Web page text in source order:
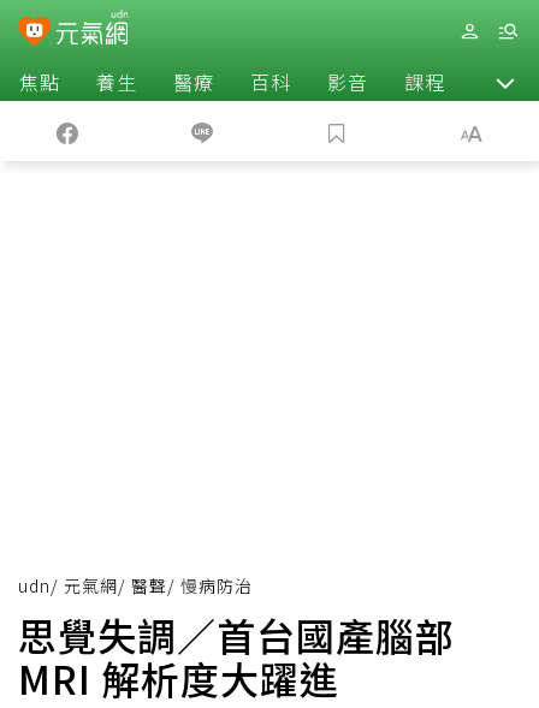
焦點 養生 醫療 百科 影音 課程 退休
udn/ 元氣網/ 醫聲/ 慢病防治
思覺失調／首台國產腦部
MRI 解析度大躍進